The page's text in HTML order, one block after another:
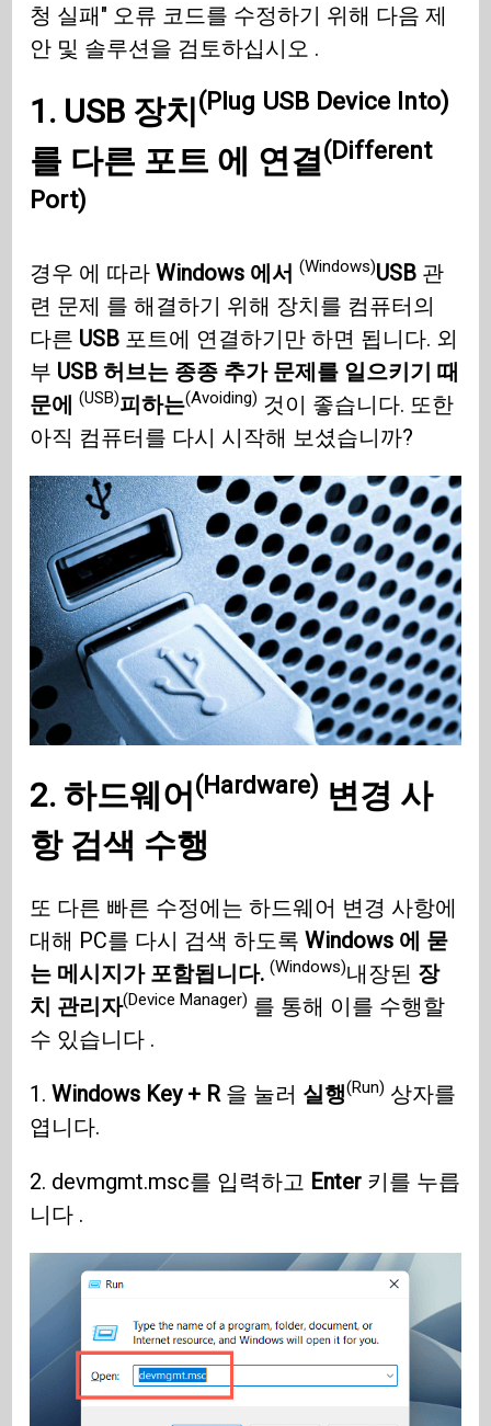
청 실패" 오류 코드를 수정하기 위해 다음 제
안 및 솔루션을 검토하십시오 .
1. USB 장치(Plug USB Device Into)
를 다른 포트 에 연결(Different
Port)
경우 에 따라Windows 에서(Windows)USB 관
련 문제 를 해결하기 위해 장치를 컴퓨터의
다른 USB 포트에 연결하기만 하면 됩니다. 외
부 USB 허브는 종종 추가 문제를 일으키기 때
문에(USB)피하는(Avoiding) 것이 좋습니다. 또한
아직 컴퓨터를 다시 시작해 보셨습니까?
2. 하드웨어(Hardware) 변경 사
항 검색 수행
또 다른 빠른 수정에는 하드웨어 변경 사항에
대해 PC를 다시 검색 하도록Windows 에 묻
는 메시지가 포함됩니다.(Windows)내장된 장
치 관리자(Device Manager) 를 통해 이를 수행할
수 있습니다 .
1.Windows Key + R 을 눌러 실행(Run) 상자를
엽니다.
2. devmgmt.msc를 입력하고 Enter 키를 누릅
니다 .